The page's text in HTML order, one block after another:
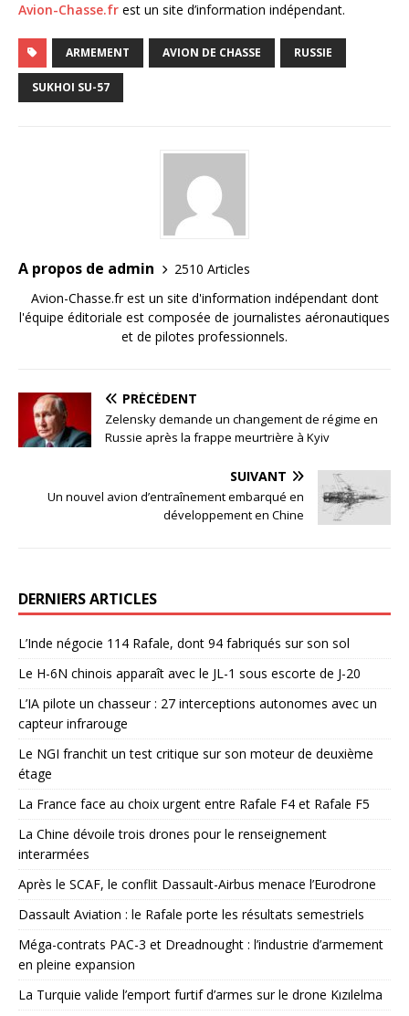
Avion-Chasse.fr est un site d’information indépendant.
ARMEMENT AVION DE CHASSE RUSSIE
SUKHOI SU-57
A propos de admin
2510 Articles
Avion-Chasse.fr est un site d'information indépendant dont
l'équipe éditoriale est composée de journalistes aéronautiques
et de pilotes professionnels.
PRÉCÉDENT
Zelensky demande un changement de régime en
Russie après la frappe meurtrière à Kyiv
SUIVANT
Un nouvel avion d’entraînement embarqué en
développement en Chine
DERNIERS ARTICLES
L’Inde négocie 114 Rafale, dont 94 fabriqués sur son sol
Le H-6N chinois apparaît avec le JL-1 sous escorte de J-20
L’IA pilote un chasseur : 27 interceptions autonomes avec un
capteur infrarouge
Le NGI franchit un test critique sur son moteur de deuxième
étage
La France face au choix urgent entre Rafale F4 et Rafale F5
La Chine dévoile trois drones pour le renseignement
interarmées
Après le SCAF, le conflit Dassault-Airbus menace l’Eurodrone
Dassault Aviation : le Rafale porte les résultats semestriels
Méga-contrats PAC-3 et Dreadnought : l’industrie d’armement
en pleine expansion
La Turquie valide l’emport furtif d’armes sur le drone Kızılelma